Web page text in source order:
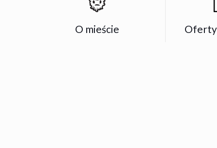
O mieście